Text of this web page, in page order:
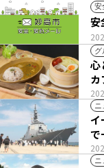
安
安
グ
心
カ
イ
で